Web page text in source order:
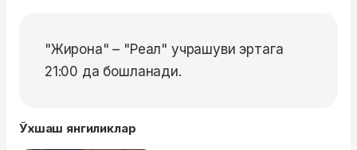
"Жирона" – "Реал" учрашуви эртага
21:00 да бошланади.
Ўхшаш янгиликлар